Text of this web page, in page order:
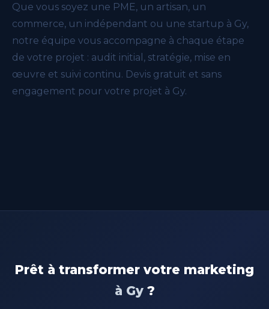
Que vous soyez une PME, un artisan, un
commerce, un indépendant ou une startup à Gy,
notre équipe vous accompagne à chaque étape
de votre projet : audit initial, stratégie, mise en
œuvre et suivi continu. Devis gratuit et sans
engagement pour votre projet à Gy.
Prêt à transformer votre marketing
à Gy?